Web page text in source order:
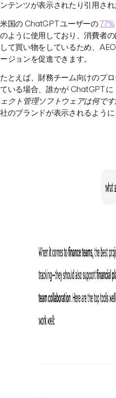
ンテンツが表示されたり引用され
米国の ChatGPT ユーザーの77%
のように使用しており、消費者
して買い物をしているため、
ージョンを促進できます。
たとえば、財務チーム向けのプ
ている場合、誰かが ChatGPT に
ェクト管理ソフトウェアは何です
社のブランドが表示されるよう